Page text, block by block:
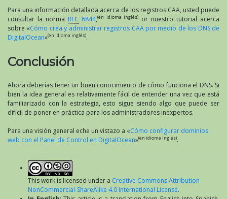
Para una información detallada acerca de los registros CAA, usted puede
consultar la norma RFC 6844,(en idioma inglés) or nuestro tutorial acerca
sobre «Cómo crea y administrar registros CAA por medio de los DNS de
DigitalOcean»(en idioma inglés).
Conclusión
Ahora deberías tener un buen conocimiento de cómo funciona el DNS. Si
bien la idea general es relativamente fácil de entender una vez que está
familiarizado con la estrategia, esto sigue siendo algo que puede ser
difícil de poner en práctica para los administradores inexpertos.
Para una visión general eche un vistazo a «Cómo configurar dominios
web con el Panel de Control en DigitalOcean»(en idioma inglés).
This work is licensed under a Creative Commons Attribution-
NonCommercial-ShareAlike 4.0 International License.